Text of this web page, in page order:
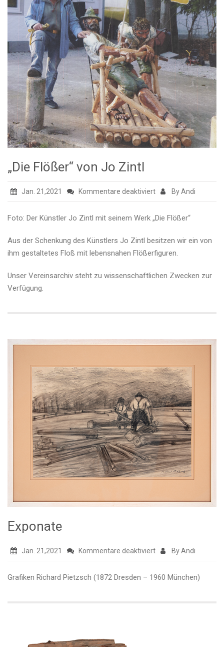
„Die Flößer“ von Jo Zintl
Jan. 21,2021 Kommentare deaktiviertfür
Flößer“
Jo
Zintl
By Andi
Foto: Der Künstler Jo Zintl mit seinem Werk „Die Flößer“
Aus der Schenkung des Künstlers Jo Zintl besitzen wir ein von
ihm gestaltetes Floß mit lebensnahen Flößerfiguren.
Unser Vereinsarchiv steht zu wissenschaftlichen Zwecken zur
Verfügung.
Exponate
Jan. 21,2021 Kommentare deaktiviertfür
By Andi
Grafiken Richard Pietzsch (1872 Dresden – 1960 München)